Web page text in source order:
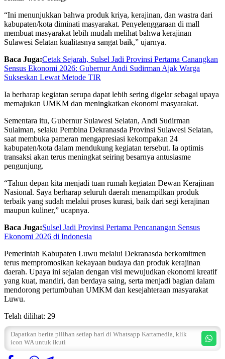
“Ini menunjukkan bahwa produk kriya, kerajinan, dan wastra dari
kabupaten/kota diminati masyarakat. Penyelenggaraan di mall
membuat masyarakat lebih mudah melihat bahwa kerajinan
Sulawesi Selatan kualitasnya sangat baik,” ujarnya.
Baca Juga:Cetak Sejarah, Sulsel Jadi Provinsi Pertama Canangkan
Sensus Ekonomi 2026: Gubernur Andi Sudirman Ajak Warga
Sukseskan Lewat Metode TIR
Ia berharap kegiatan serupa dapat lebih sering digelar sebagai upaya
memajukan UMKM dan meningkatkan ekonomi masyarakat.
Sementara itu, Gubernur Sulawesi Selatan, Andi Sudirman
Sulaiman, selaku Pembina Dekranasda Provinsi Sulawesi Selatan,
saat membuka pameran mengapresiasi kekompakan 24
kabupaten/kota dalam mendukung kegiatan tersebut. Ia optimis
transaksi akan terus meningkat seiring besarnya antusiasme
pengunjung.
“Tahun depan kita menjadi tuan rumah kegiatan Dewan Kerajinan
Nasional. Saya berharap seluruh daerah menampilkan produk
terbaik yang sudah melalui proses kurasi, baik dari segi kerajinan
maupun kuliner,” ucapnya.
Baca Juga:Sulsel Jadi Provinsi Pertama Pencanangan Sensus
Ekonomi 2026 di Indonesia
Pemerintah Kabupaten Luwu melalui Dekranasda berkomitmen
terus mempromosikan kekayaan budaya dan produk kerajinan
daerah. Upaya ini sejalan dengan visi mewujudkan ekonomi kreatif
yang kuat, mandiri, dan berdaya saing, serta menjadi bagian dalam
mendorong pertumbuhan UMKM dan kesejahteraan masyarakat
Luwu.
Telah dilihat: 29
Dapatkan berita pilihan setiap hari di Whatsapp Kartamedia, klik
icon WA untuk ikuti